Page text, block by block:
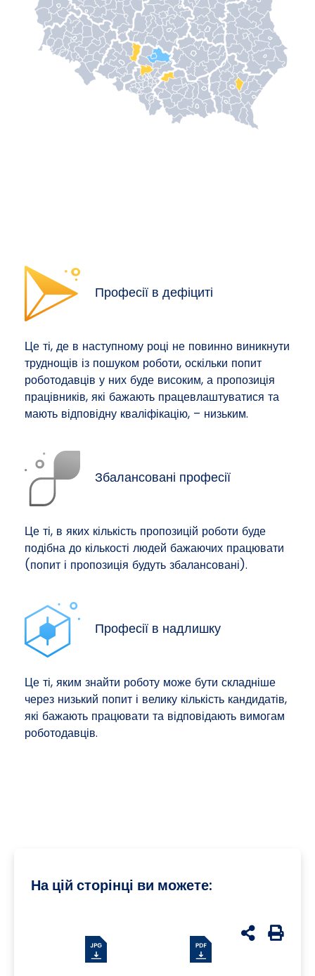
Професії в дефіциті
Це ті, де в наступному році не повинно виникнути
труднощів із пошуком роботи, оскільки попит
роботодавців у них буде високим, а пропозиція
працівників, які бажають працевлаштуватися та
мають відповідну кваліфікацію, – низьким.
Збалансовані професії
Це ті, в яких кількість пропозицій роботи буде
подібна до кількості людей бажаючих працювати
(попит і пропозиція будуть збалансовані).
Професії в надлишку
Це ті, яким знайти роботу може бути складніше
через низький попит і велику кількість кандидатів,
які бажають працювати та відповідають вимогам
роботодавців.
На цій сторінці ви можете:
udostępnij